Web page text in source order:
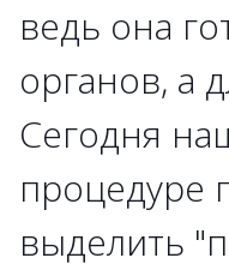
ведь она
органов, а
Сегодня
процедуре
выделить